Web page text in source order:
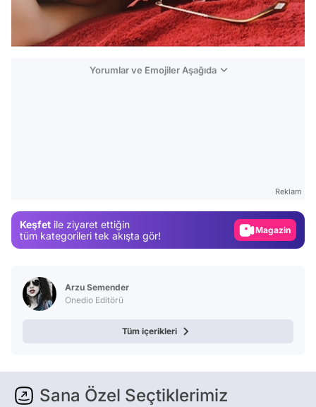
Yorumlar ve Emojiler Aşağıda
Reklam
Keşfet ile ziyaret ettiğin
tüm kategorileri tek akışta gör!
Video
Arzu Semender
Onedio Editörü
Tüm içerikleri
Sana Özel Seçtiklerimiz